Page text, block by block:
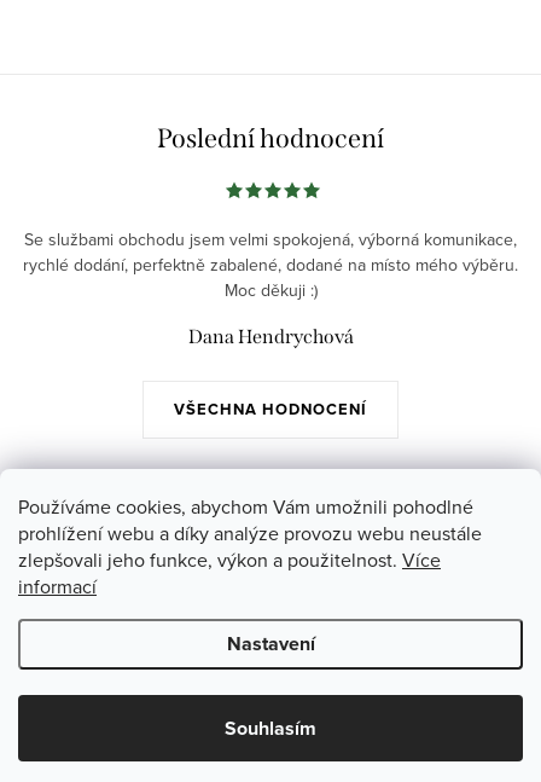
Používáme cookies, abychom Vám umožnili pohodlné
prohlížení webu a díky analýze provozu webu neustále
zlepšovali jeho funkce, výkon a použitelnost. Více
informací
Nastavení
Souhlasím
Poslední hodnocení
VŠECHNA HODNOCENÍ
Se službami obchodu jsem velmi spokojená, výborná komunikace,
rychlé dodání, perfektně zabalené, dodané na místo mého výběru.
Moc děkuji :)
Dana Hendrychová
Z
Instagram
Poslední hodnocení produktů
Copyright 2026Jazmin.cz. Všechna práva vyhrazena.